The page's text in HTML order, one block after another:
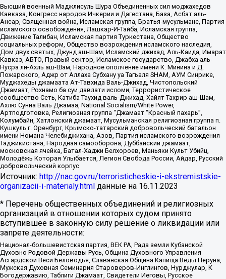
Высший военный Маджлисуль Шура Объединенных сил моджахедов
Кавказа, Конгресс народов Ичкерии и Дагестана, База, Асбат аль-
Ансар, Священная война, Исламская группа, Братья-мусульмане, Партия
исламского освобождения, Лашкар-И-Тайба, Исламская группа,
Движение Талибан, Исламская партия Туркестана, Общество
социальных реформ, Общество возрождения исламского наследия,
Дом двух святых, Джунд аш-Шам, Исламский джихад, Аль-Каида, Имарат
Кавказ, АБТО, Правый сектор, Исламское государство, Джабха аль-
Нусра ли-Ахль аш-Шам, Народное ополчение имени К. Минина и Д.
Пожарского, Аджр от Аллаха Субхану уа Тагьаля SHAM, АУМ Синрике,
Муджахеды джамаата Ат-Тавхида Валь-Джихад, Чистопольский
Джамаат, Рохнамо ба суи давлати исломи, Террористическое
сообщество Сеть, Катиба Таухид валь-Джихад, Хайят Тахрир аш-Шам,
Ахлю Сунна Валь Джамаа, National Socialism/White Power,
Артподготовка, Религиозная группа “Джамаат “Красный пахарь”,
Колумбайн, Хатлонский джамаат, Мусульманская религиозная группа п.
Кушкуль г. Оренбург, Крымско-татарский добровольческий батальон
имени Номана Челебиджихана, Азов, Партия исламского возрождения
Таджикистана, Народная самооборона, Дуббайский джамаат,
московская ячейка, Батал-Хаджи Белхороев, Маньяки Культ Убийц,
Молодёжь Которая Улыбается, Легион Свобода России, Айдар, Русский
добровольческий корпус
Источник: http://nac.gov.ru/terroristicheskie-i-ekstremistskie-
organizacii-i-materialy.html данные на 16.11.2023
* Перечень общественных объединений и религиозных
организаций в отношении которых судом принято
вступившее в законную силу решение о ликвидации или
запрете деятельности:
Национал-большевистская партия, ВЕК РА, Рада земли Кубанской
Духовно Родовой Державы Русь, Община Духовного Управления
Асгардской Веси Беловодья, Славянская Община Капища Веды Перуна,
Мужская Духовная Семинария Староверов-Инглингов, Нурджулар, К
Богодержавию, Таблиги Джамаат, Свидетели Иеговы, Русское